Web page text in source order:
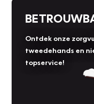
Ontdek onze
tweedehands en
topservice!